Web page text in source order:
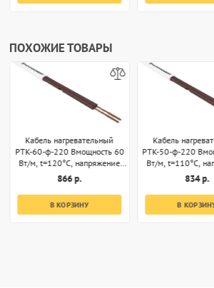
ПОХОЖИЕ ТОВАРЫ
Кабель нагревательный
РТК-60-ф-220 Вмощность 60
Вт/м, t=120°С, напряжение
220В, секции 1м
866 р.
В КОРЗИНУ
Кабель
РТК-50-ф-220
Вт/м, t=110°С,
220В,834 р.
В